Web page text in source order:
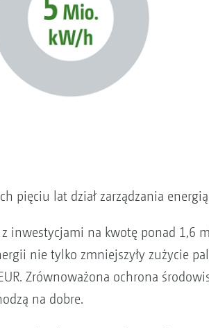
pięciu lat dział zarządzania
z inwestycjami na kwotę ponad 1,6
nie tylko zmniejszyły zużycie
Zrównoważona ochrona
na dobre.